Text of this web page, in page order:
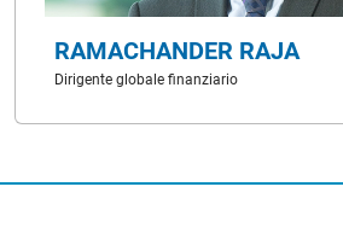
RAMACHANDER RAJA
Dirigente globale finanziario